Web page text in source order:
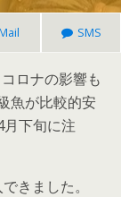
SMS
ロナの影響も
魚が比較的安
下旬に注
きました。